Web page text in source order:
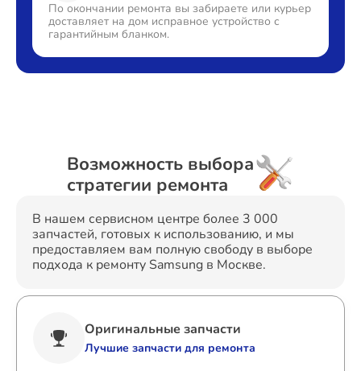
По окончании ремонта вы забираете или курьер
доставляет на дом исправное устройство с
гарантийным бланком.
Возможность выбора
стратегии ремонта
В нашем сервисном центре более 3 000
запчастей, готовых к использованию, и мы
предоставляем вам полную свободу в выборе
подхода к ремонту Samsung в Москве.
Оригинальные запчасти
Лучшие запчасти для ремонта